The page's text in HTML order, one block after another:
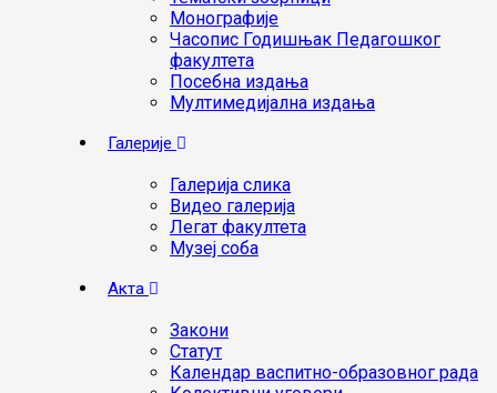
Монографије
Часопис Годишњак Педагошког
факултета
Посебна издања
Мултимедијална издања
Галерије
Галерија слика
Видео галерија
Легат факултета
Музеј соба
Акта
Закони
Статут
Календар васпитно-образовног рада